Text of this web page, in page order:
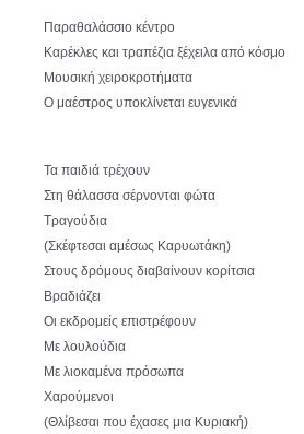
Παραθαλάσσιο κέντρο
Καρέκλες και τραπέζια ξέχειλα από κόσμο
Μουσική χειροκροτήματα
Ο μαέστρος υποκλίνεται ευγενικά
Τα παιδιά τρέχουν
Στη θάλασσα σέρνονται φώτα
Τραγούδια
(Σκέφτεσαι αμέσως Καρυωτάκη)
Στους δρόμους διαβαίνουν κορίτσια
Βραδιάζει
Οι εκδρομείς επιστρέφουν
Με λουλούδια
Με λιοκαμένα πρόσωπα
Χαρούμενοι
(Θλίβεσαι που έχασες μια Κυριακή)